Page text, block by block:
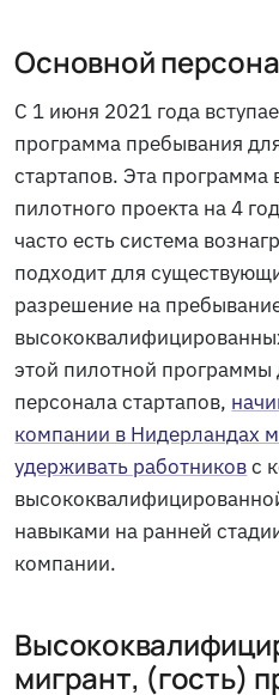
Основной
С 1 июня 2021 года
программа пребывания
стартапов. Эта программа
пилотного проекта на 4
часто есть система
подходит для
разрешение на
этой пилотной программы
персонала стартапов,
компании в Нидерландах
удерживать работниковс
навыками на ранней
компании.
мигрант, (гость)